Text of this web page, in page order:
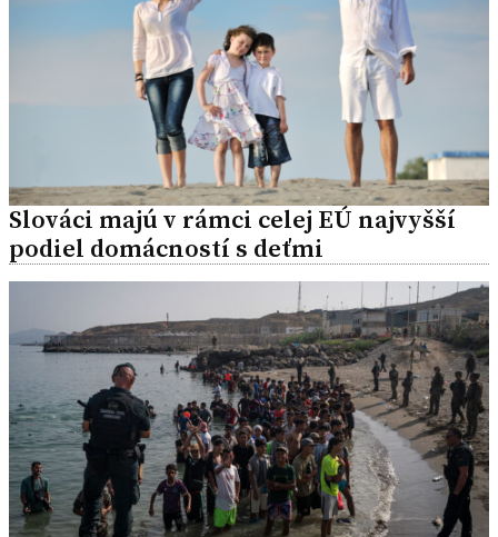
Slováci majú v rámci celej EÚ najvyšší
podiel domácností s deťmi